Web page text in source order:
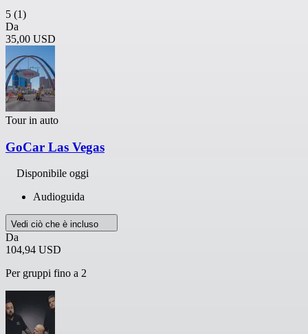
5 (1)
Da
35,00 USD
Tour in auto
GoCar Las Vegas
Disponibile oggi
Audioguida
Vedi ciò che è incluso
Da
104,94 USD
Per gruppi fino a 2